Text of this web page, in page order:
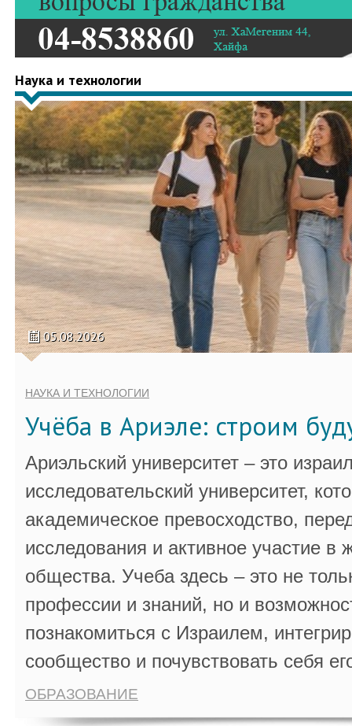
Наука и технологии
05.08.2026
НАУКА И ТЕХНОЛОГИИ
Учёба в Ариэле: строим
Ариэльский университет – это
исследовательский университет,
академическое превосходство,
исследования и активное участие в
общества. Учеба здесь – это не
профессии и знаний, но и
познакомиться с Израилем,
сообщество и почувствовать себя
ОБРАЗОВАНИЕ